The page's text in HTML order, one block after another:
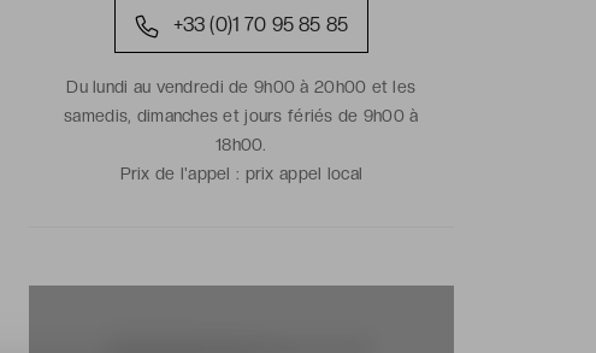
+33 (0)1 70 95 85 85
Du lundi au vendredi de 9h00 à 20h00 et les
samedis, dimanches et jours fériés de 9h00 à
18h00.
Prix de l'appel : prix appel local